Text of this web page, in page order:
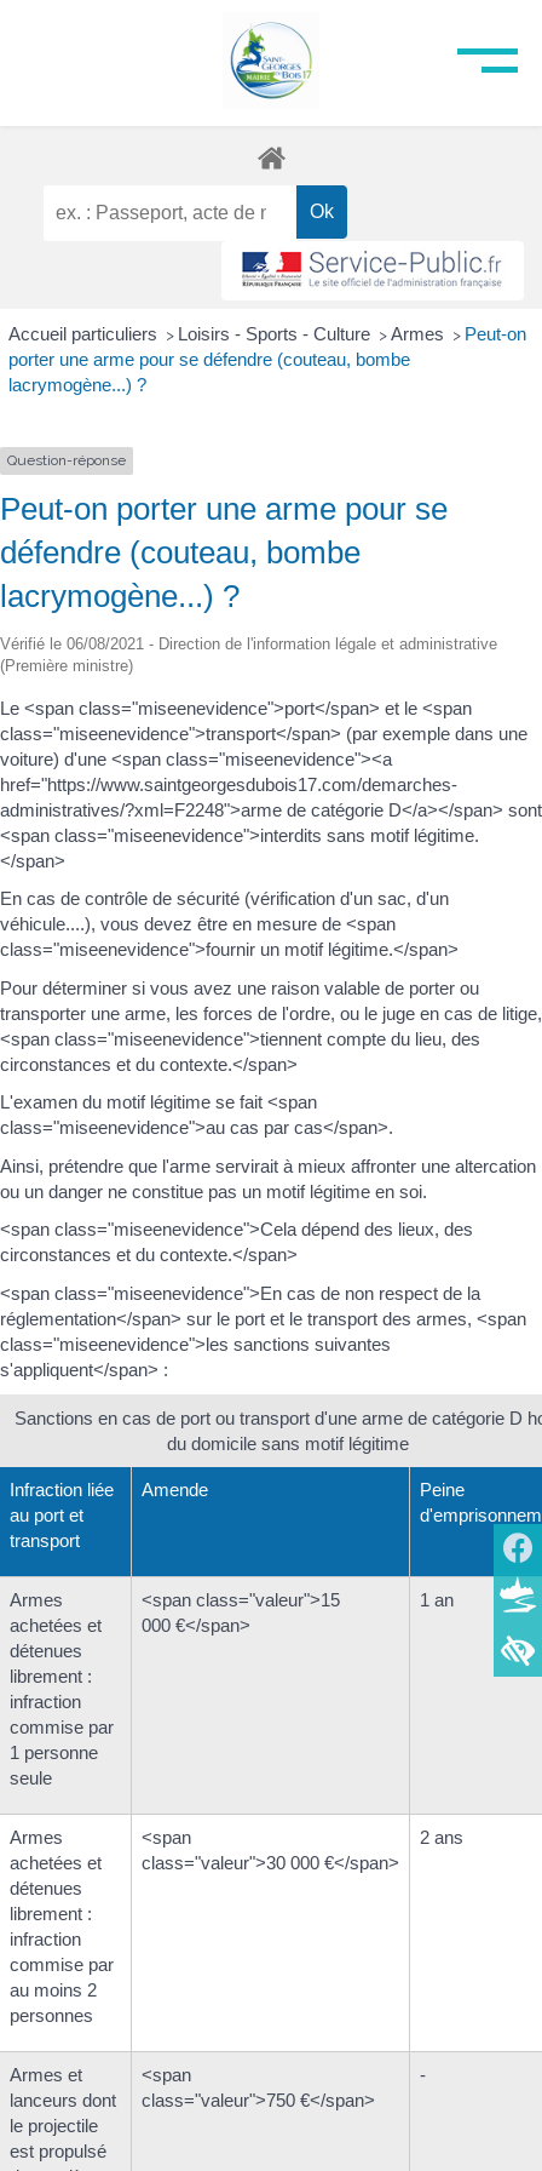
Accueil particuliers > Loisirs - Sports - Culture > Armes > Peut-on
porter une arme pour se défendre (couteau, bombe
lacrymogène...) ?
Question-réponse
Peut-on porter une arme pour se
défendre (couteau, bombe
lacrymogène...) ?
Vérifié le 06/08/2021 - Direction de l'information légale et administrative
(Première ministre)
Le <span class="miseenevidence">port</span> et le <span
class="miseenevidence">transport</span> (par exemple dans une
voiture) d'une <span class="miseenevidence"><a
href="https://www.saintgeorgesdubois17.com/demarches-
administratives/?xml=F2248">arme de catégorie D</a></span> sont
<span class="miseenevidence">interdits sans motif légitime.
</span>
En cas de contrôle de sécurité (vérification d'un sac, d'un
véhicule....), vous devez être en mesure de <span
class="miseenevidence">fournir un motif légitime.</span>
Pour déterminer si vous avez une raison valable de porter ou
transporter une arme, les forces de l'ordre, ou le juge en cas de litige,
<span class="miseenevidence">tiennent compte du lieu, des
circonstances et du contexte.</span>
L'examen du motif légitime se fait <span
class="miseenevidence">au cas par cas</span>.
Ainsi, prétendre que l'arme servirait à mieux affronter une altercation
ou un danger ne constitue pas un motif légitime en soi.
<span class="miseenevidence">Cela dépend des lieux, des
circonstances et du contexte.</span>
<span class="miseenevidence">En cas de non respect de la
réglementation</span> sur le port et le transport des armes, <span
class="miseenevidence">les sanctions suivantes
s'appliquent</span> :
Sanctions en cas de port ou transport d'une arme de catégorie D
du domicile sans motif légitime
Infraction liée
au port et
transport
Amende
Peine
Armes
achetées et
détenues
librement :
infraction
commise par
1 personne
seule
<span class="valeur">15
000 €</span>
1 an
Armes
achetées et
détenues
librement :
infraction
commise par
au moins 2
personnes
<span
class="valeur">30 000 €</span>
2 ans
Armes et
lanceurs dont
le projectile
est propulsé
<span
class="valeur">750 €</span>
-